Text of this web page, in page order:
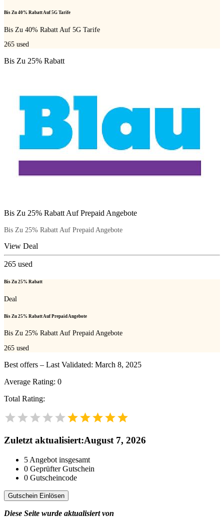
Bis Zu 40% Rabatt Auf 5G Tarife
Bis Zu 40% Rabatt Auf 5G Tarife
265 used
Bis Zu 25% Rabatt
Bis Zu 25% Rabatt Auf Prepaid Angebote
Bis Zu 25% Rabatt Auf Prepaid Angebote
View Deal
265 used
Bis Zu 25% Rabatt
Deal
Bis Zu 25% Rabatt Auf Prepaid Angebote
Bis Zu 25% Rabatt Auf Prepaid Angebote
265 used
Best offers – Last Validated: March 8, 2025
Average Rating: 0
Total Rating:
Zuletzt aktualisiert:August 7, 2026
5 Angebot insgesamt
0 Geprüfter Gutschein
0 Gutscheincode
Gutschein Einlösen
Diese Seite wurde aktualisiert von